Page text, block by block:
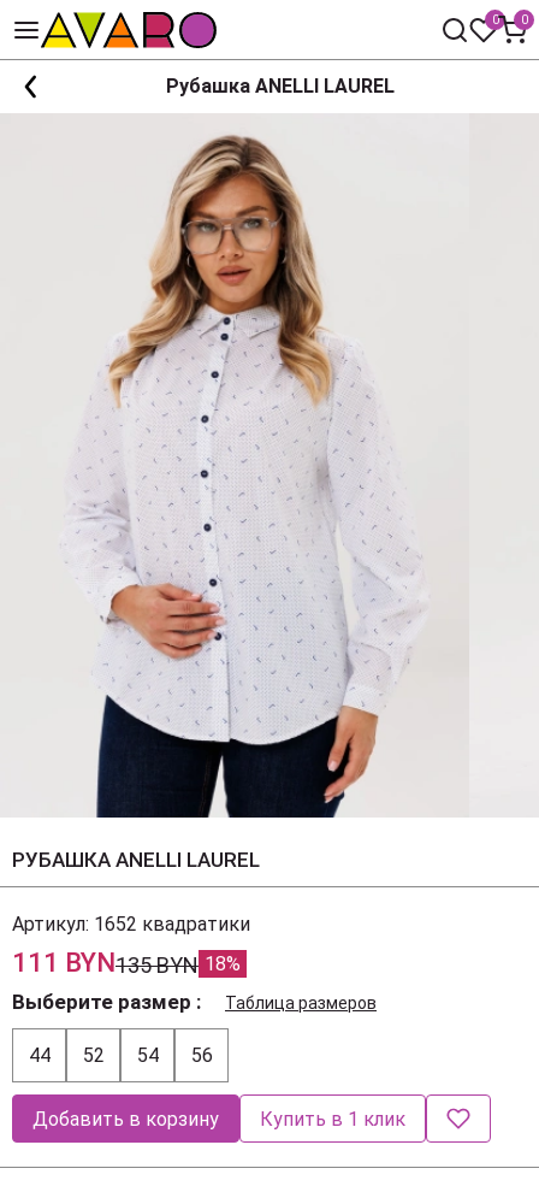
0 0
Рубашка ANELLI LAUREL
РУБАШКА ANELLI LAUREL
Артикул: 1652 квадратики
111 BYN135 BYN 18%
Выберите размер Таблица размеров
44 52 54 56
Добавить в корзину Купить в 1 клик